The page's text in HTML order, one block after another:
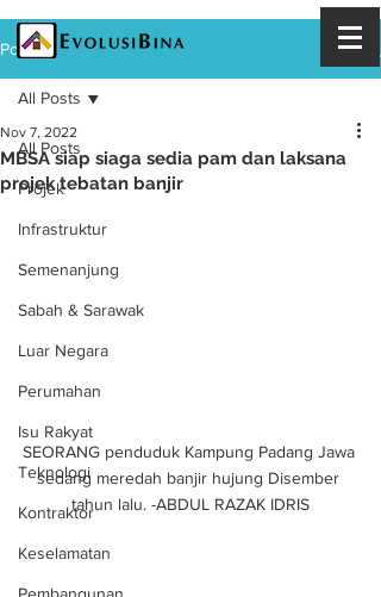
Post
All Posts
Projek
Infrastruktur
Semenanjung
Sabah & Sarawak
Luar Negara
Perumahan
Isu Rakyat
Teknologi
Kontraktor
Keselamatan
All Posts
MBSA siap siaga sedia pam dan laksana
projek tebatan banjir
Nov 7, 2022
SEORANG penduduk Kampung Padang Jawa
sedang meredah banjir hujung Disember
tahun lalu. -ABDUL RAZAK IDRIS